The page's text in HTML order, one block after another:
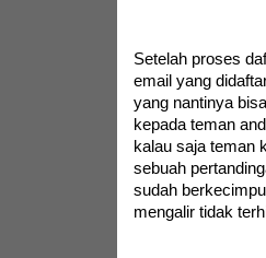
Setelah proses
email yang
yang nantinya
kepada teman
kalau saja teman
sebuah
sudah
mengalir tidak